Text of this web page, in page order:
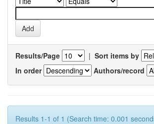
Results/Page | Sort items by
In order
Authors/record
Results 1-1 of 1 (Search time: 0.001